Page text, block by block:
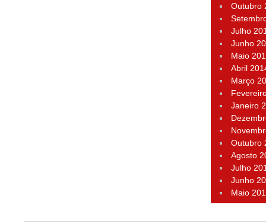
Outubro
Julho
Junho
Maio
Abril
Março
Janeiro
Outubro
Agosto
Julho
Junho
Maio